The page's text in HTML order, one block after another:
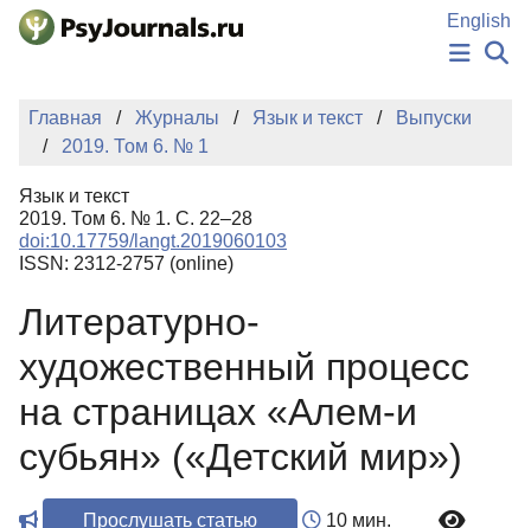
Перейти к основному содержанию
English
НОВОСТИ
БАЗА ЗНАНИЙ
КЛЮЧЕВЫЕ СЛОВА
Регистрация
Главная Журналы Язык и текст
Выпуски
2019. Том 6. № 1
Язык и текст
2019. Том 6. № 1. С. 22–28
doi:10.17759/langt.2019060103
ISSN: 2312-2757 (online)
Литературно-
художественный процесс
на страницах «Алем-и
субьян» («Детский мир»)
Прослушать статью
10 мин.